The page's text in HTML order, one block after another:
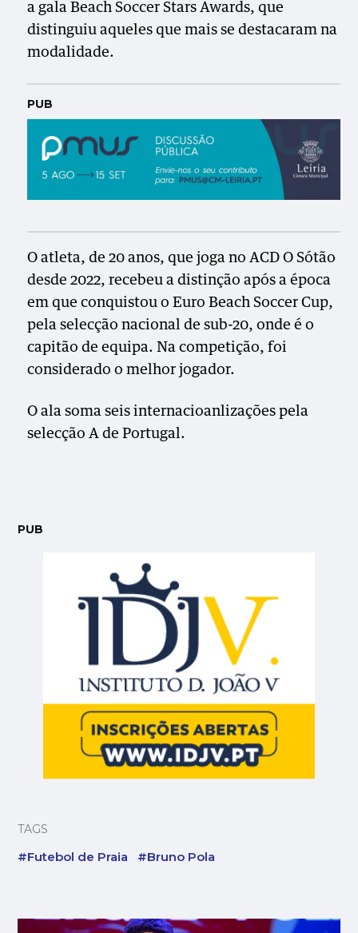
a gala Beach Soccer Stars Awards, que
distinguiu aqueles que mais se destacaram na
modalidade.
PUB
O atleta, de 20 anos, que joga no ACD O Sótão
desde 2022, recebeu a distinção após a época
em que conquistou o Euro Beach Soccer Cup,
pela selecção nacional de sub-20, onde é o
capitão de equipa. Na competição, foi
considerado o melhor jogador.
O ala soma seis internacioanlizações pela
selecção A de Portugal.
PUB
TAGS
#Futebol de Praia #Bruno Pola